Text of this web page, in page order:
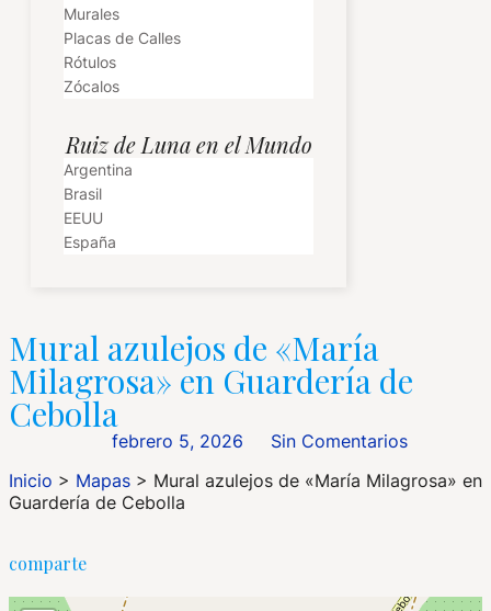
Murales
Placas de Calles
Rótulos
Zócalos
Ruiz de Luna en el Mundo
Argentina
Brasil
EEUU
España
Mural azulejos de «María
Milagrosa» en Guardería de
Cebolla
febrero 5, 2026
Sin Comentarios
Inicio > Mapas > Mural azulejos de «María Milagrosa» en
Guardería de Cebolla
comparte